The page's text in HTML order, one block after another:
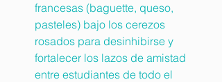
francesas (baguette, queso,
pasteles) bajo los cerezos
rosados para desinhibirse y
fortalecer los lazos de amistad
entre estudiantes de todo el